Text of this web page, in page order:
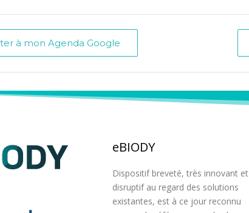
à mon Agenda Google
eBIODY
Dispositif breveté, très innovant et
disruptif au regard des solutions
existantes, est à ce jour reconnu